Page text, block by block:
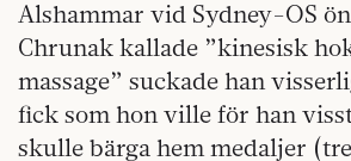
Alshammar vid Sydney-OS
Chrunak kallade ”kinesisk
massage” suckade han
fick som hon ville för han
skulle bärga hem medaljer